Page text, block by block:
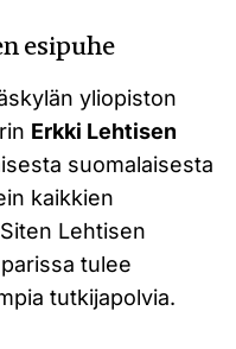
esipuhe
yliopiston
Erkki Lehtisen
suomalaisesta
kaikkien
Lehtisen
tulee
tutkijapolvia.